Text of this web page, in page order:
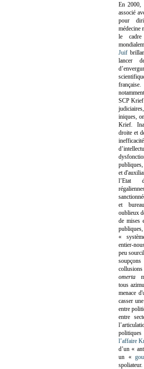
En 2000,
associé
pour
médecine
le
Juif
lancer
SCP Krief
iniques,
Krief.
droite et
et
l’Etat
et
oublieux
de mises
publiques,
«
entier-
peu
omerta
tous
menace
casser
entre
entre
l’affaire
d’un «
un «